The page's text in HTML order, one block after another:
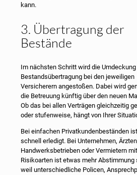
kann.
3. Übertragung der
Bestände
Im nächsten Schritt wird die Umdeckung
Bestandsübertragung bei den jeweiligen
Versicherern angestoßen. Dabei wird
die Betreuung künftig über den neuen
Ob das bei allen Verträgen gleichzeitig
oder stufenweise, hängt von Ihrer
Bei einfachen Privatkundenbeständen
schnell erledigt. Bei Unternehmen,
Handwerksbetrieben oder Vermietern
Risikoarten ist etwas mehr Abstimmung
weil unterschiedliche Policen,